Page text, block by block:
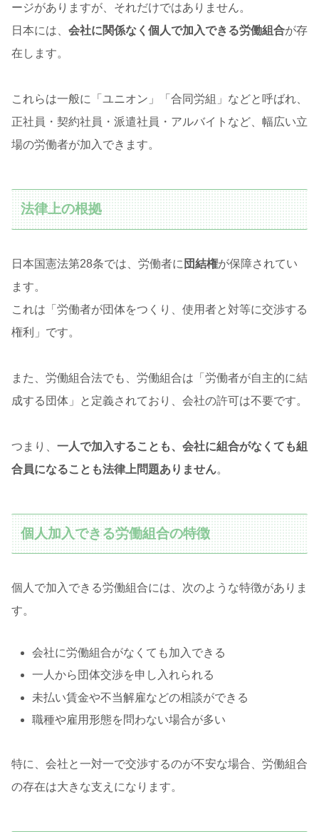
ージがありますが、それだけではありません。
日本には、 会社に関係なく個人で加入できる労働組合が存
在します。
これらは一般に「ユニオン」「合同労組」などと呼ばれ、
正社員・契約社員・派遣社員・アルバイトなど、幅広い立
場の労働者が加入できます。
法律上の根拠
日本国憲法第28条では、労働者に 団結権が保障されてい
ます。
これは「労働者が団体をつくり、使用者と対等に交渉する
権利」です。
また、労働組合法でも、労働組合は「労働者が自主的に結
成する団体」と定義されており、会社の許可は不要です。
つまり、 一人で加入することも、会社に組合がなくても組
合員になることも法律上問題ありません。
個人加入できる労働組合の特徴
個人で加入できる労働組合には、次のような特徴がありま
す。
会社に労働組合がなくても加入できる
一人から団体交渉を申し入れられる
未払い賃金や不当解雇などの相談ができる
職種や雇用形態を問わない場合が多い
特に、会社と一対一で交渉するのが不安な場合、労働組合
の存在は大きな支えになります。